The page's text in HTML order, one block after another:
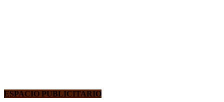
ESPACIO PUBLICITARIO